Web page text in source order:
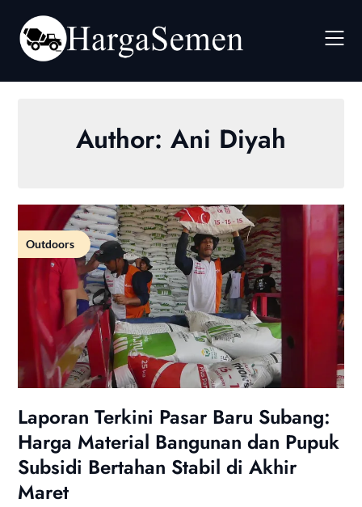
content
Author: Ani Diyah
Outdoors
Laporan Terkini Pasar Baru Subang:
Harga Material Bangunan dan Pupuk
Subsidi Bertahan Stabil di Akhir
Maret